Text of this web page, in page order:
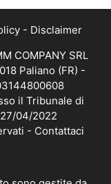
- Disclaimer
COMPANY SRL
Paliano (FR) -
il Tribunale di
04/2022
- Contattaci